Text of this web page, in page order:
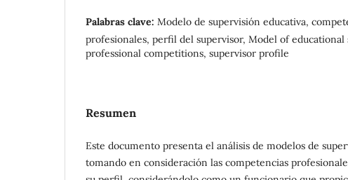
Palabras clave: Modelo de supervisión educativa,
profesionales, perfil del supervisor, Model of educational
professional competitions, supervisor profile
Resumen
Este documento presenta el análisis de modelos de
tomando en consideración las competencias